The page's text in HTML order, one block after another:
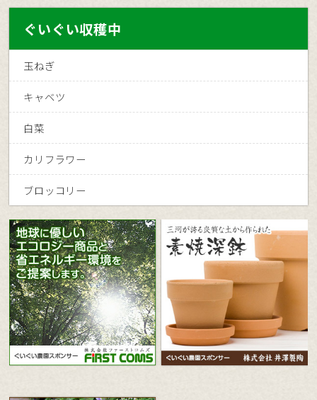
ぐいぐい収穫中
玉ねぎ
キャベツ
白菜
カリフラワー
ブロッコリー